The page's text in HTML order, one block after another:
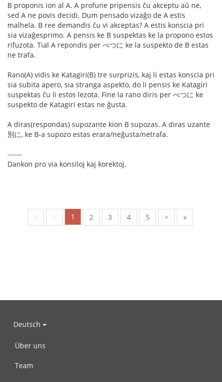
B proponis ion al A. A profune pripensis ĉu akceptu aŭ ne,
sed A ne povis decidi. Dum pensado vizaĝo de A estis
malhela. B ree demandis ĉu vi akceptas? A estis konscia pri
sia vizaĝesprimo. A pensis ke B suspektas ke la propono estos
rifuzota. Tial A repondis per べつに ke la suspekto de B estas
ne trafa.
Rano(A) vidis ke Katagiri(B) tre surprizis, kaj li estas konscia pri
sia subita apero, sia stranga aspekto, do li pensis ke Katagiri
suspektas ĉu li estos lezota. Fine la rano diris per べつに ke
suspekto de Katagiri estas ne ĝusta.
A diras(respondas) supozante kion B supozas. A diras uzante
別に, ke B-a supozo estas erara/neĝusta/netrafa.
------
Dankon pro via konsiloj kaj korektoj.
« < 1 2 3 4 5 > »
Deutsch
Über uns
Team